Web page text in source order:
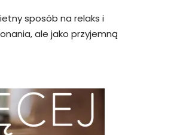
sposób na relaks i
ale jako przyjemną